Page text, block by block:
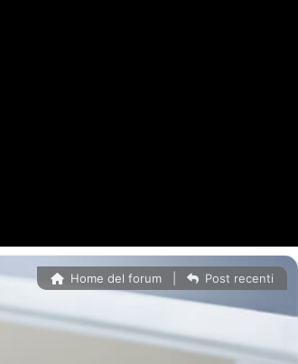
Home del forum Post recenti